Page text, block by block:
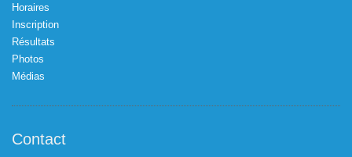
Horaires
Inscription
Résultats
Photos
Médias
Contact